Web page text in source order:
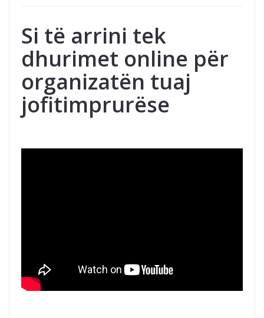
Si të arrini tek
dhurimet online për
organizatën tuaj
jofitimprurëse